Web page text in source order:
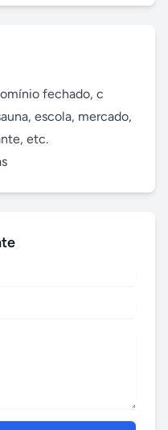
fechado, c
escola, mercado,
etc.